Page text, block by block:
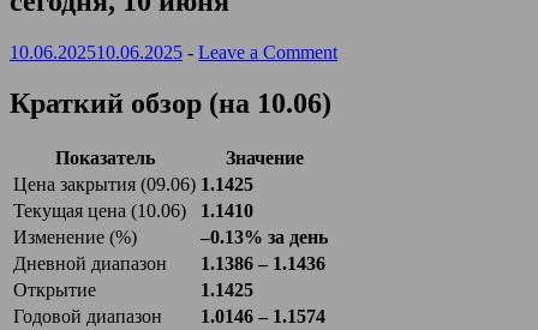
10.06.202510.06.2025 - Leave a Comment
Краткий обзор (на 10.06)
Показатель
Значение
Цена закрытия (09.06) 1.1425
Текущая цена (10.06)
1.1410
Изменение (%)
–0.13% за день
Дневной диапазон
1.1386 – 1.1436
Открытие
1.1425
Годовой диапазон
1.0146 – 1.1574